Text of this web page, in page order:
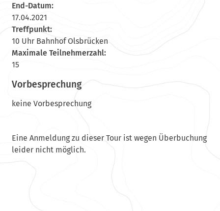
End-Datum:
17.04.2021
Treffpunkt:
10 Uhr Bahnhof Olsbrücken
Maximale Teilnehmerzahl:
15
Vorbesprechung
keine Vorbesprechung
Eine Anmeldung zu dieser Tour ist wegen Überbuchung
leider nicht möglich.